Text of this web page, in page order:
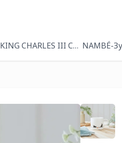
KING CHARLES III CORONATION
NAMBÉ-